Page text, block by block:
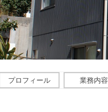
プロフィール 業務内容